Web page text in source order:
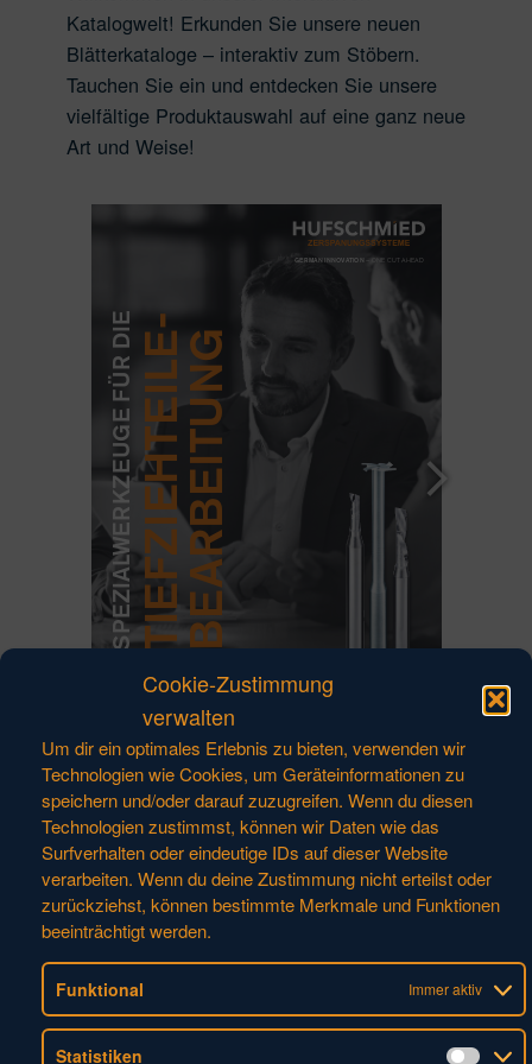
Cookie-Zustimmung
verwalten
Um dir ein optimales Erlebnis zu bieten, verwenden wir
Technologien wie Cookies, um Geräteinformationen zu
speichern und/oder darauf zuzugreifen. Wenn du diesen
Technologien zustimmst, können wir Daten wie das
Surfverhalten oder eindeutige IDs auf dieser Website
verarbeiten. Wenn du deine Zustimmung nicht erteilst oder
zurückziehst, können bestimmte Merkmale und Funktionen
beeinträchtigt werden.
Funktional Immer aktiv
Statistiken
Katalogwelt! Erkunden Sie unsere neuen
Blätterkataloge – interaktiv zum Stöbern.
Tauchen Sie ein und entdecken Sie unsere
vielfältige Produktauswahl auf eine ganz neue
Art und Weise!
KONTAKT
HUFSCHMIED
Zerspanungssysteme GmbH